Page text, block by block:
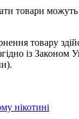
товари можуть
товару
із Законом
нікотині